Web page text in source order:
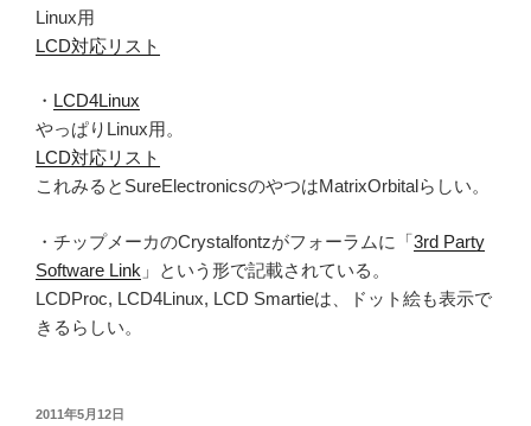
Linux用
LCD対応リスト
・ LCD4Linux
やっぱりLinux用。
LCD対応リスト
これみるとSureElectronicsのやつはMatrixOrbitalらしい。
・チップメーカのCrystalfontzがフォーラムに「3rd Party
Software Link 」という形で記載されている。
LCDProc, LCD4Linux, LCD Smartieは、ドット絵も表示で
きるらしい。
投
2011年5月12日